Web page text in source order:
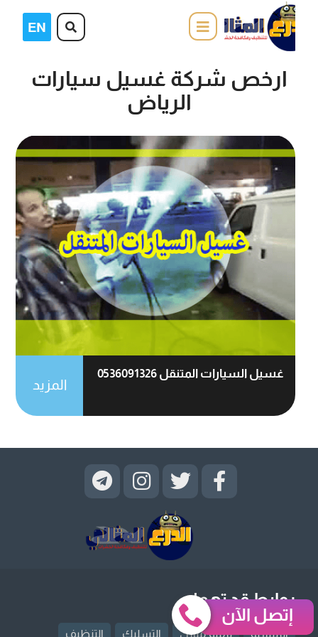
ارخص شركة غسيل سيارات
الرياض
غسيل السيارات المتنقل 0536091326
المزيد
روابط قد تهمك
الرئيسية ترميم منازل التسليك التنظيف
إتصل الآن